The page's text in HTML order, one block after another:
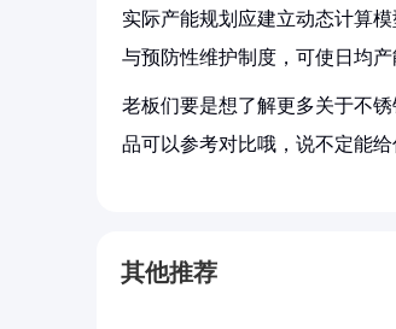
实际产能规划应建立动态计算
与预防性维护制度，可使日均产
老板们要是想了解更多关于不
品可以参考对比哦，说不定能
其他推荐